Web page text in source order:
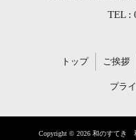
TEL :
トップ ご挨拶
プラ
Copyright © 2026 和のすてき